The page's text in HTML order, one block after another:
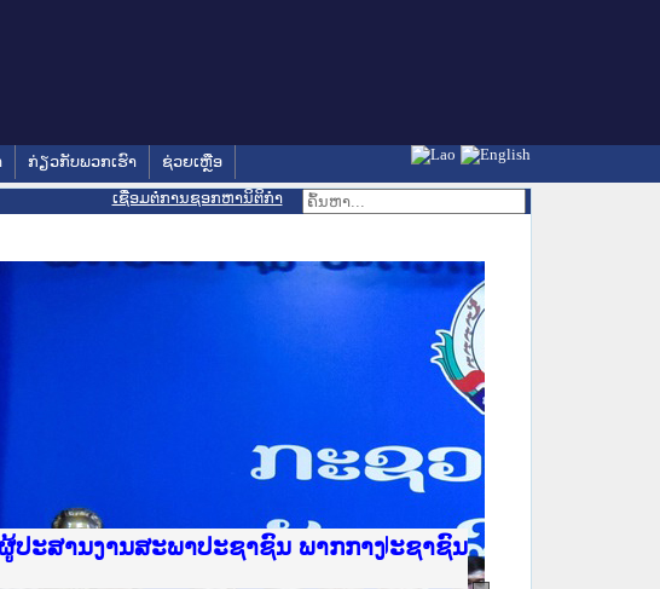
ກ່ຽວກັບພວກເຮົາ
ຊ່ວຍເຫຼືອ
ເຊື່ອມຕໍ່ການຊອກຫານິຕິກຳ
ໝາຍລາວ ທີ່ ສະຖາບັນຍຸຕິທຳແຫ່ງຊາດ
ະສານງານສະພາປະຊາຊົນ ພາກເໜືອ
ຍເຫດທາງລັດຖະການ
ການ ສຳລັບ ພາກກາງ
ການ ສຳລັບ ພາກໃຕ້
ລັດຖະການ ທີ່ ວິທະຍາຄານຕຳຫຼວດປະຊາຊົນ
ລັດຖະການ ທີ່ ວິທະຍາຄານສັນຕິບານປະຊາຊົນ
ານງານຂັ້ນແຂວງພາກເໜືອ
ະສານງານສະພາປະຊາຊົນ ພາກກາງ